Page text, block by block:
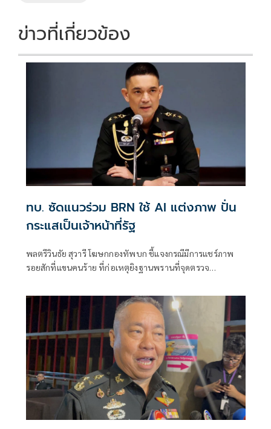
ข่าวที่เกี่ยวข้อง
ทบ. ซัดแนวร่วม BRN ใช้ AI แต่งภาพ ปั่น
กระแสเป็นเจ้าหน้าที่รัฐ
พลตรีวินธัย สุวารี โฆษกกองทัพบก ชี้แจงกรณีมีการแชร์ภาพ
รอยสักที่แขนคนร้าย ที่ก่อเหตุยิงฐานพรานที่จุดตรวจ